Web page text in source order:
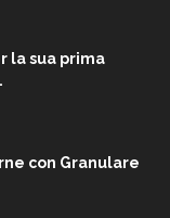
la sua prima
con Granulare